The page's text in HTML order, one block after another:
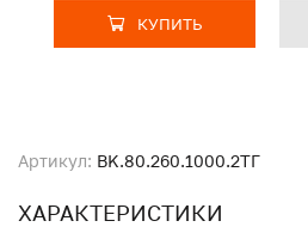
Артикул: BK.80.260.1000.2ТГ
ХАРАКТЕРИСТИКИ
КУПИТЬ